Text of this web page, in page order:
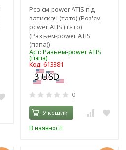
Роз'єм-power ATIS під
затискач (тато) (Роз'єм-
power ATIS (тато)
(Разъем-power ATIS
(папа))
Арт: Разъем-power ATIS
(папа)
Код: 613381
0
У кошик
В наявності